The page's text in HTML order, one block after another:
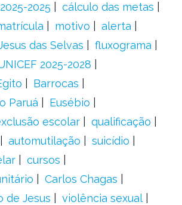
2025
cálculo das metas
motivo
alerta
das Selvas
fluxograma
2025-2028
Barrocas
Paruá
Eusébio
escolar
qualificação
automutilação
suicídio
cursos
Carlos Chagas
de Jesus
violência sexual